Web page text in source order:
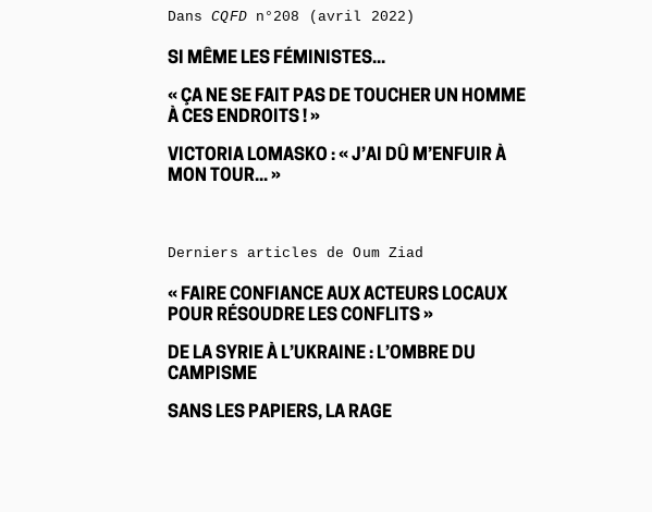
DansCQFDn°208 (avril 2022)
SI MÊME LES FÉMINISTES...
« ÇA NE SE FAIT PAS DE TOUCHER UN HOMME
À CES ENDROITS ! »
VICTORIA LOMASKO : « J’AI DÛ M’ENFUIR À
MON TOUR... »
Derniers articles de Oum Ziad
« FAIRE CONFIANCE AUX ACTEURS LOCAUX
POUR RÉSOUDRE LES CONFLITS »
DE LA SYRIE À L’UKRAINE : L’OMBRE DU
CAMPISME
SANS LES PAPIERS, LA RAGE